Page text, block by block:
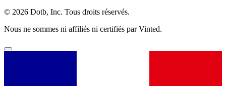
© 2026 Dotb, Inc. Tous droits réservés.
Nous ne sommes ni affiliés ni certifiés par Vinted.